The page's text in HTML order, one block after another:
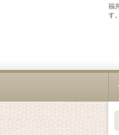
福
す。